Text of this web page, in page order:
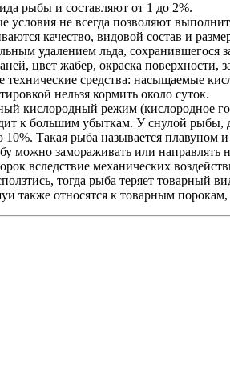
рыбы и составляют от 1 до 2%.
не всегда позволяют
качество, видовой состав и
удалением льда, сохранившегося
цвет жабер, окраска поверхности,
средства: насыщаемые
нельзя кормить около суток.
кислородный режим (кислородное
к большим убыткам. У снулой рыбы,
Такая рыба называется
можно замораживать или направлять
вследствие механических
тогда рыба теряет товарный
относятся к товарным